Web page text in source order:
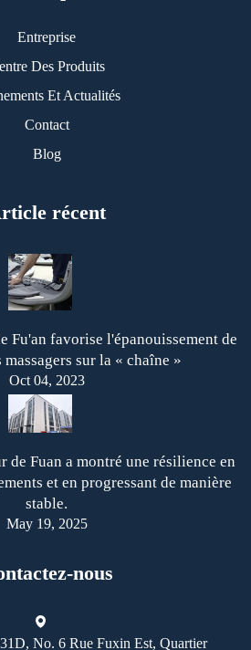
Entreprise
Des Produits
Et Actualités
Contact
Blog
récent
Fu'an favorise l'épanouissement de
sur la « chaîne »
Oct 04, 2023
de Fuan a montré une résilience en
et en progressant de manière
stable.
May 19, 2025
nous
No. 6 Rue Fuxin Est, Quartier